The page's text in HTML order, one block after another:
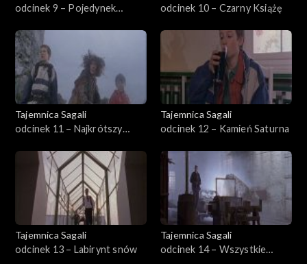
odcinek 9 – Pojedynek
odcinek 10 – Czarny Książę
Tajemnica Sagali
odcinek 11 – Najkrótszy
Tajemnica Sagali
odcinek 12 – Kamień Saturna
Tajemnica Sagali
odcinek 13 – Labirynt snów
Tajemnica Sagali
odcinek 14 – Wszystkie